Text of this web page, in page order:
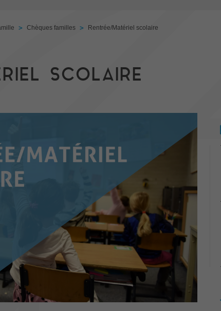
> Chèques familles > Rentrée/Matériel scolaire
SCOLAIRE